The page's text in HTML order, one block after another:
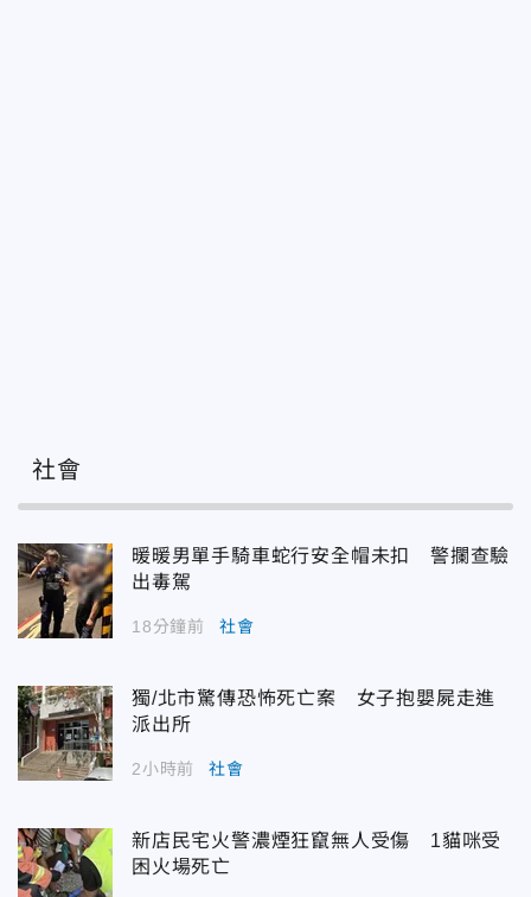
社會
暖暖男單手騎車蛇行安全帽未扣 警攔查驗
出毒駕
18分鐘前 社會
獨/北市驚傳恐怖死亡案 女子抱嬰屍走進
派出所
2小時前 社會
新店民宅火警濃煙狂竄無人受傷 1貓咪受
困火場死亡